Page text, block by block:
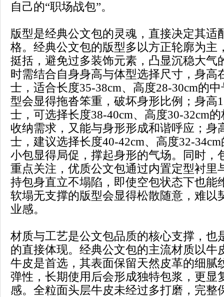
自己的“职场战包”。
版型是经典公文包的灵魂，直接决定其适
格。经典公文包的版型多以方正轮廓为主
挺括，避免过多装饰元素，凸显沉稳大气
时需结合自身身高与体型选择尺寸，身高
士，适合长度35-38cm、高度28-30cm的
型会显得拖沓笨重，破坏身形比例；身高
士，可选择长度38-40cm、高度30-32cm
收纳需求，又能与身形形成和谐呼应；身
士，建议选择长度40-42cm、高度32-
小包显得局促，撑起身形的气场。同时，
重点关注，优质公文包通过内置定型衬里
持包身直立不塌陷，即使空包状态下也能
软塌无支撑的版型会显得松散随意，难以
业感。
材质与工艺是公文包品质的核心支撑，也
的直接体现。经典公文包的主流材质以牛
牛皮是首选，其表面保留天然皮革的细腻
弹性，长期使用后会形成独特包浆，更显
感。全粒面头层牛皮未经过多打磨，完整